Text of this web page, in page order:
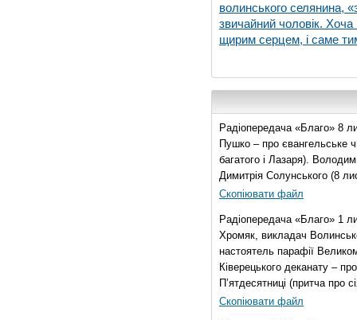
волинського селянина,
звичайний чоловік. Хоча
щирим серцем, і саме
Радіопередача «Благо» 8
Пушко – про євангельське
багатого і Лазаря).
Димитрія Солунського (8
Скопіювати файл
Радіопередача «Благо» 1
Хромяк, викладач
настоятель парафії
Ківерецького деканату –
П’ятдесятниці (притча про
Скопіювати файл